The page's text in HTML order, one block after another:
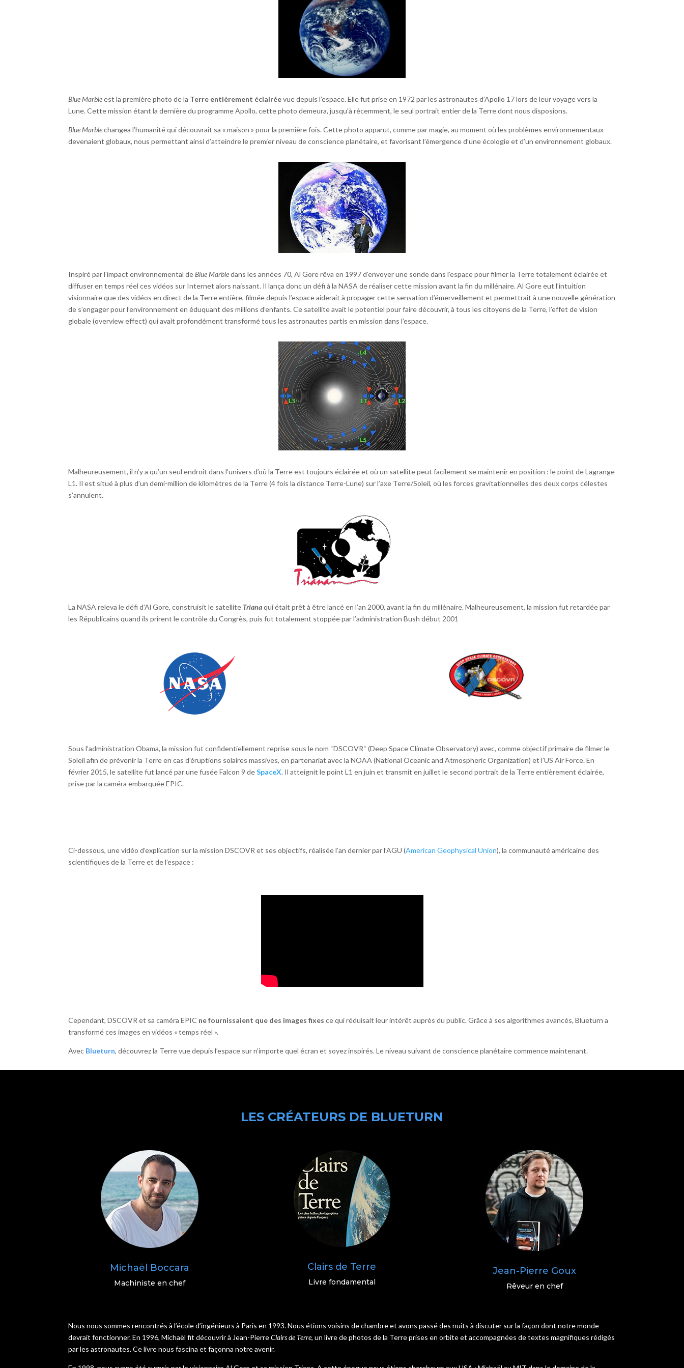
Blue Marbleest la première photo de la Terre entièrement éclairéevue depuis l’espace. Elle fut prise en 1972 par les astronautes d’Apollo 17 lors de leur voyage vers la
Lune. Cette mission étant la dernière du programme Apollo, cette photo demeura, jusqu’à récemment, le seul portrait entier de la Terre dont nous disposions.
Blue Marblechangea l’humanité qui découvrait sa « maison » pour la première fois. Cette photo apparut, comme par magie, au moment où les problèmes environnementaux
devenaient globaux, nous permettant ainsi d’atteindre le premier niveau de conscience planétaire, et favorisant l’émergence d’une écologie et d’un environnement globaux.
Inspiré par l’impact environnemental deBlue Marbledans les années 70, Al Gore rêva en 1997 d’envoyer une sonde dans l’espace pour filmer la Terre totalement éclairée et
diffuser en temps réel ces vidéos sur Internet alors naissant. Il lança donc un défi à la NASA de réaliser cette mission avant la fin du millénaire. Al Gore eut l’intuition
visionnaire que des vidéos en direct de la Terre entière, filmée depuis l’espace aiderait à propager cette sensation d’émerveillement et permettrait à une nouvelle génération
de s’engager pour l’environnement en éduquant des millions d’enfants. Ce satellite avait le potentiel pour faire découvrir, à tous les citoyens de la Terre, l’effet de vision
globale (overview effect) qui avait profondément transformé tous les astronautes partis en mission dans l’espace.
Malheureusement, il n’y a qu’un seul endroit dans l’univers d’où la Terre est toujours éclairée et où un satellite peut facilement se maintenir en position : le point de Lagrange
L1. Il est situé à plus d’un demi-million de kilomètres de la Terre (4 fois la distance Terre-Lune) sur l’axe Terre/Soleil, où les forces gravitationnelles des deux corps célestes
s’annulent.
La NASA releva le défi d’Al Gore, construisit le satellite Trianaqui était prêt à être lancé en l’an 2000, avant la fin du millénaire. Malheureusement, la mission fut retardée par
les Républicains quand ils prirent le contrôle du Congrès, puis fut totalement stoppée par l’administration Bush début 2001
Sous l’administration Obama, la mission fut confidentiellement reprise sous le nom “DSCOVR“ (Deep Space Climate Observatory) avec, comme objectif primaire de filmer le
Soleil afin de prévenir la Terre en cas d’éruptions solaires massives, en partenariat avec la NOAA (National Oceanic and Atmospheric Organization) et l’US Air Force. En
février 2015, le satellite fut lancé par une fusée Falcon 9 deSpaceX. Il atteignit le point L1 en juin et transmit en juillet le second portrait de la Terre entièrement éclairée,
prise par la caméra embarquée EPIC.
Ci-dessous, une vidéo d’explication sur la mission DSCOVR et ses objectifs, réalisée l’an dernier par l’AGU (American Geophysical Union), la communauté américaine des
scientifiques de la Terre et de l’espace :
Cependant, DSCOVR et sa caméra EPIC ne fournissaient que des images fixes ce qui réduisait leur intérêt auprès du public. Grâce à ses algorithmes avancés, Blueturn a
transformé ces images en vidéos « temps réel ».
Avec Blueturn, découvrez la Terre vue depuis l’espace sur n’importe quel écran et soyez inspirés. Le niveau suivant de conscience planétaire commence maintenant.
LES CRÉATEURS DE BLUETURN
Michaël Boccara
Machiniste en chef
Clairs de Terre
Livre fondamental
Jean-Pierre Goux
Rêveur en chef
Nous nous sommes rencontrés à l’école d’ingénieurs à Paris en 1993. Nous étions voisins de chambre et avons passé des nuits à discuter sur la façon dont notre monde
devrait fonctionner. En 1996, Michaël fit découvrir à Jean-PierreClairs de Terre, un livre de photos de la Terre prises en orbite et accompagnées de textes magnifiques rédigés
par les astronautes. Ce livre nous fascina et façonna notre avenir.